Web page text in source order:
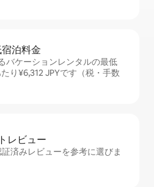
泊⁠料⁠金
バケーションレンタルの最低
り¥6,312 JPYです（税・手数
レ⁠ビ⁠ュ⁠ー
済みレビューを参考に選びま